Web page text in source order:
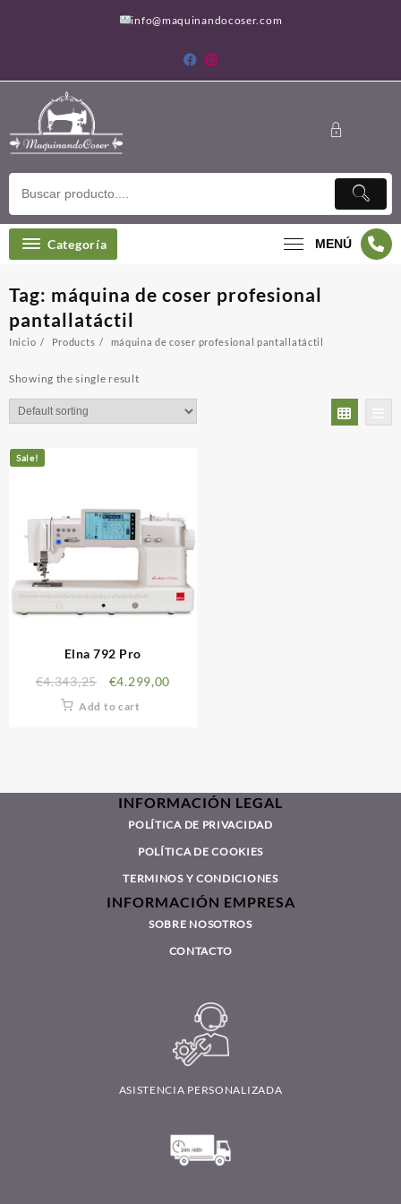
info@maquinandocoser.com
Categoría MENÚ
Tag: máquina de coser profesional
pantallatáctil
Inicio Products máquina de coser profesional pantallatáctil
Showing the single result
Sale!
Elna 792 Pro
€4.343,25 €4.299,00
Add to cart
INFORMACIÓN LEGAL
SOBRE NOSOTROS
CONTACTO